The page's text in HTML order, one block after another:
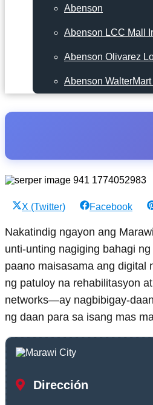
Abenson
Abenson LCC Mall
Abenson Olivarez
Abenson
Share
X (Twitter)
Share
Facebook
Nakatindig ngayon ang
unti-unting nagiging bahagi
paano maisasama ang digital
ng patuloy na rehabilitasyon
networks—ay nagbibigay-
ng daan para sa isang mas
Dirección